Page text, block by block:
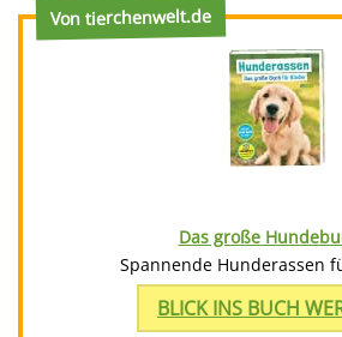
Von tierchenwelt.de
Das große
Spannende Hunderassen
BLICK INS BUCH